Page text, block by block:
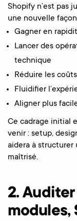
Shopify n’est pas
une nouvelle
Gagner en
Lancer des
technique
Réduire les
Fluidifier
Aligner plus
Ce cadrage initial
venir : setup,
aidera à structurer
maîtrisé.
2.
modules,